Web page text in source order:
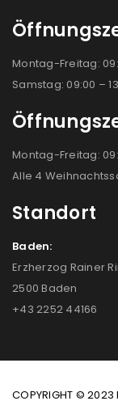
Montag-Freitag:
Samstag: 09:00 –
Montag-Freitag:
Alle 4
Standort
Baden:
Erzherzog Rainer
2500 Baden
+43 2252 44166
COPYRIGHT © 2023